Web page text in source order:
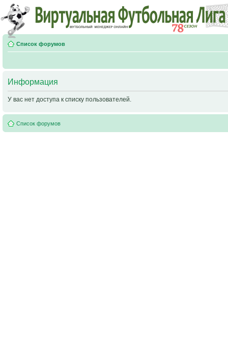
Список форумов
Информация
У вас нет доступа к списку пользователей.
Список форумов